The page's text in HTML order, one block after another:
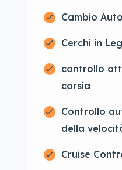
Cambio
Cerchi in
controllo
corsia
Controllo
della
Cruise